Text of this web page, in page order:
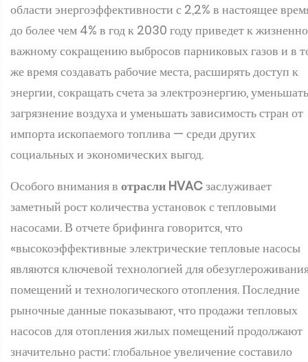
области энергоэффективности с 2,2% в настоящее
до более чем 4% в год к 2030 году приведет к жизненно
важному сокращению выбросов парниковых газов и в
же время создавать рабочие места, расширять доступ к
энергии, сокращать счета за электроэнергию, уменьшать
загрязнение воздуха и уменьшать зависимость стран от
импорта ископаемого топлива — среди других
социальных и экономических выгод.
Особого внимания в отрасли HVACзаслуживает
заметный рост количества установок с тепловыми
насосами. В отчете брифинга говорится, что
«высокоэффективные электрические тепловые насосы
являются ключевой технологией для
помещений и технологического отопления. Последние
рыночные данные показывают, что продажи тепловых
насосов для отопления жилых помещений продолжают
значительно расти: глобальное увеличение составило